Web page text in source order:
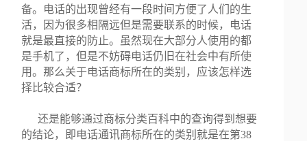
备。电话的出现曾经有一段时间方便了人们的生
活，因为很多相隔远但是需要联系的时候，电话
就是最直接的防止。虽然现在大部分人使用的都
是手机了，但是不妨碍电话仍旧在社会中有所使
用。那么关于电话商标所在的类别，应该怎样选
择比较合适？
还是能够通过商标分类百科中的查询得到想要
的结论，即电话通讯商标所在的类别就是在第38